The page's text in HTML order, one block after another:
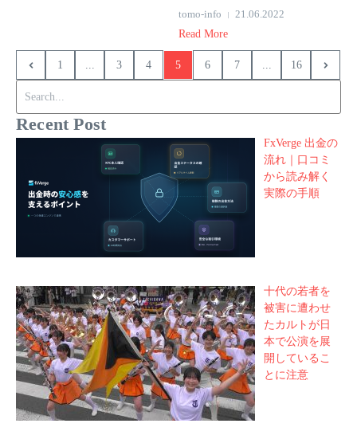
tomo-info
21.06.2022
Read More
1 ... 3 4 5 6 7 ...
16
Recent Post
FxVerge 出金の
流れ｜口コミ
から読み解く
実際の手順
十代の若者を
被害に遭わせ
たカルトが日
本で公演を展
開しているこ
とに注意